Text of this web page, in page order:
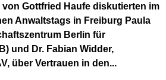
Gottfried Haufe diskutierten im
Anwaltstags in Freiburg Paula
Berlin für
und Dr. Fabian Widder,
über Vertrauen in den...